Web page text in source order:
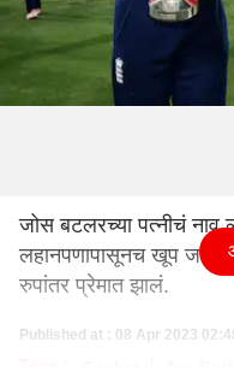
जोस बटलरच्या पत्नीचं
लहानपणापासूनच खूप
रुपांतर प्रेमात झालं.
Published at : 08 Apr 2023